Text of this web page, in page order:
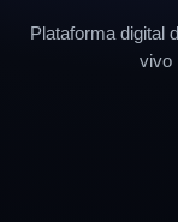
Plataforma digital
vivo